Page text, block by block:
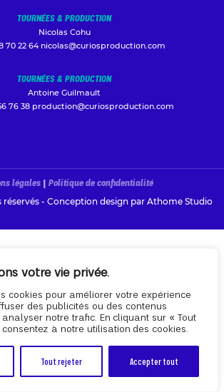
votre vie privée.
cookies pour améliorer votre expérience
des publicités ou des contenus
notre trafic. En cliquant sur « Tout
à notre utilisation des cookies.
Tout rejeter Accepter tout
TOURNÉES & PRODUCTION
Nicolas Cohu
70 22 64 nicolas@curiosproduction.com
TOURNÉES & PRODUCTION
Antoine Guilmault
76 38 production@curiosproduction.com
légales | Politique de confidentialité
réservés - Conception design par Athome Studio